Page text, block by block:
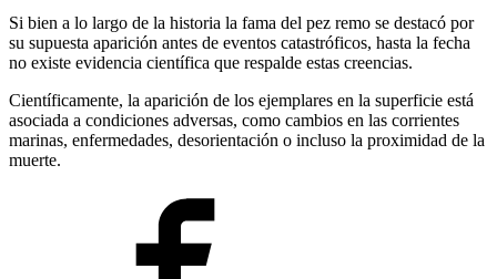
Si bien a lo largo de la historia la fama del pez remo se destacó por
su supuesta aparición antes de eventos catastróficos, hasta la fecha
no existe evidencia científica que respalde estas creencias.
Científicamente, la aparición de los ejemplares en la superficie está
asociada a condiciones adversas, como cambios en las corrientes
marinas, enfermedades, desorientación o incluso la proximidad de la
muerte.